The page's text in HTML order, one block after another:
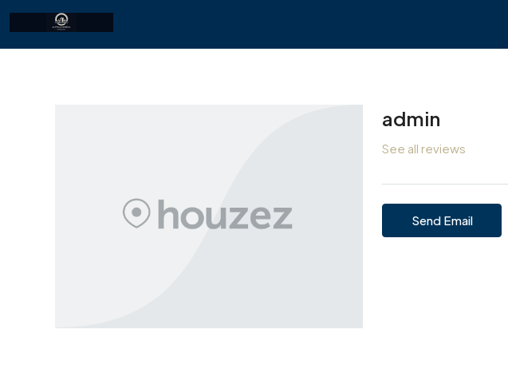
admin
See all reviews
Send Email